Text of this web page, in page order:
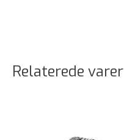
Relaterede varer